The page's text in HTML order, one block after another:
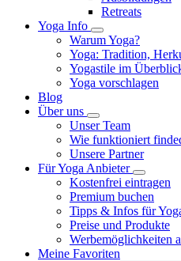
Retreats
Yoga Info
Warum Yoga?
Yoga: Tradition,
Yogastile im
Yoga vorschlagen
Blog
Über uns
Unser Team
Wie funktioniert
Unsere Partner
Für Yoga Anbieter
Kostenfrei eintragen
Premium buchen
Tipps & Infos für
Preise und Produkte
Werbemöglichkeiten
Meine Favoriten